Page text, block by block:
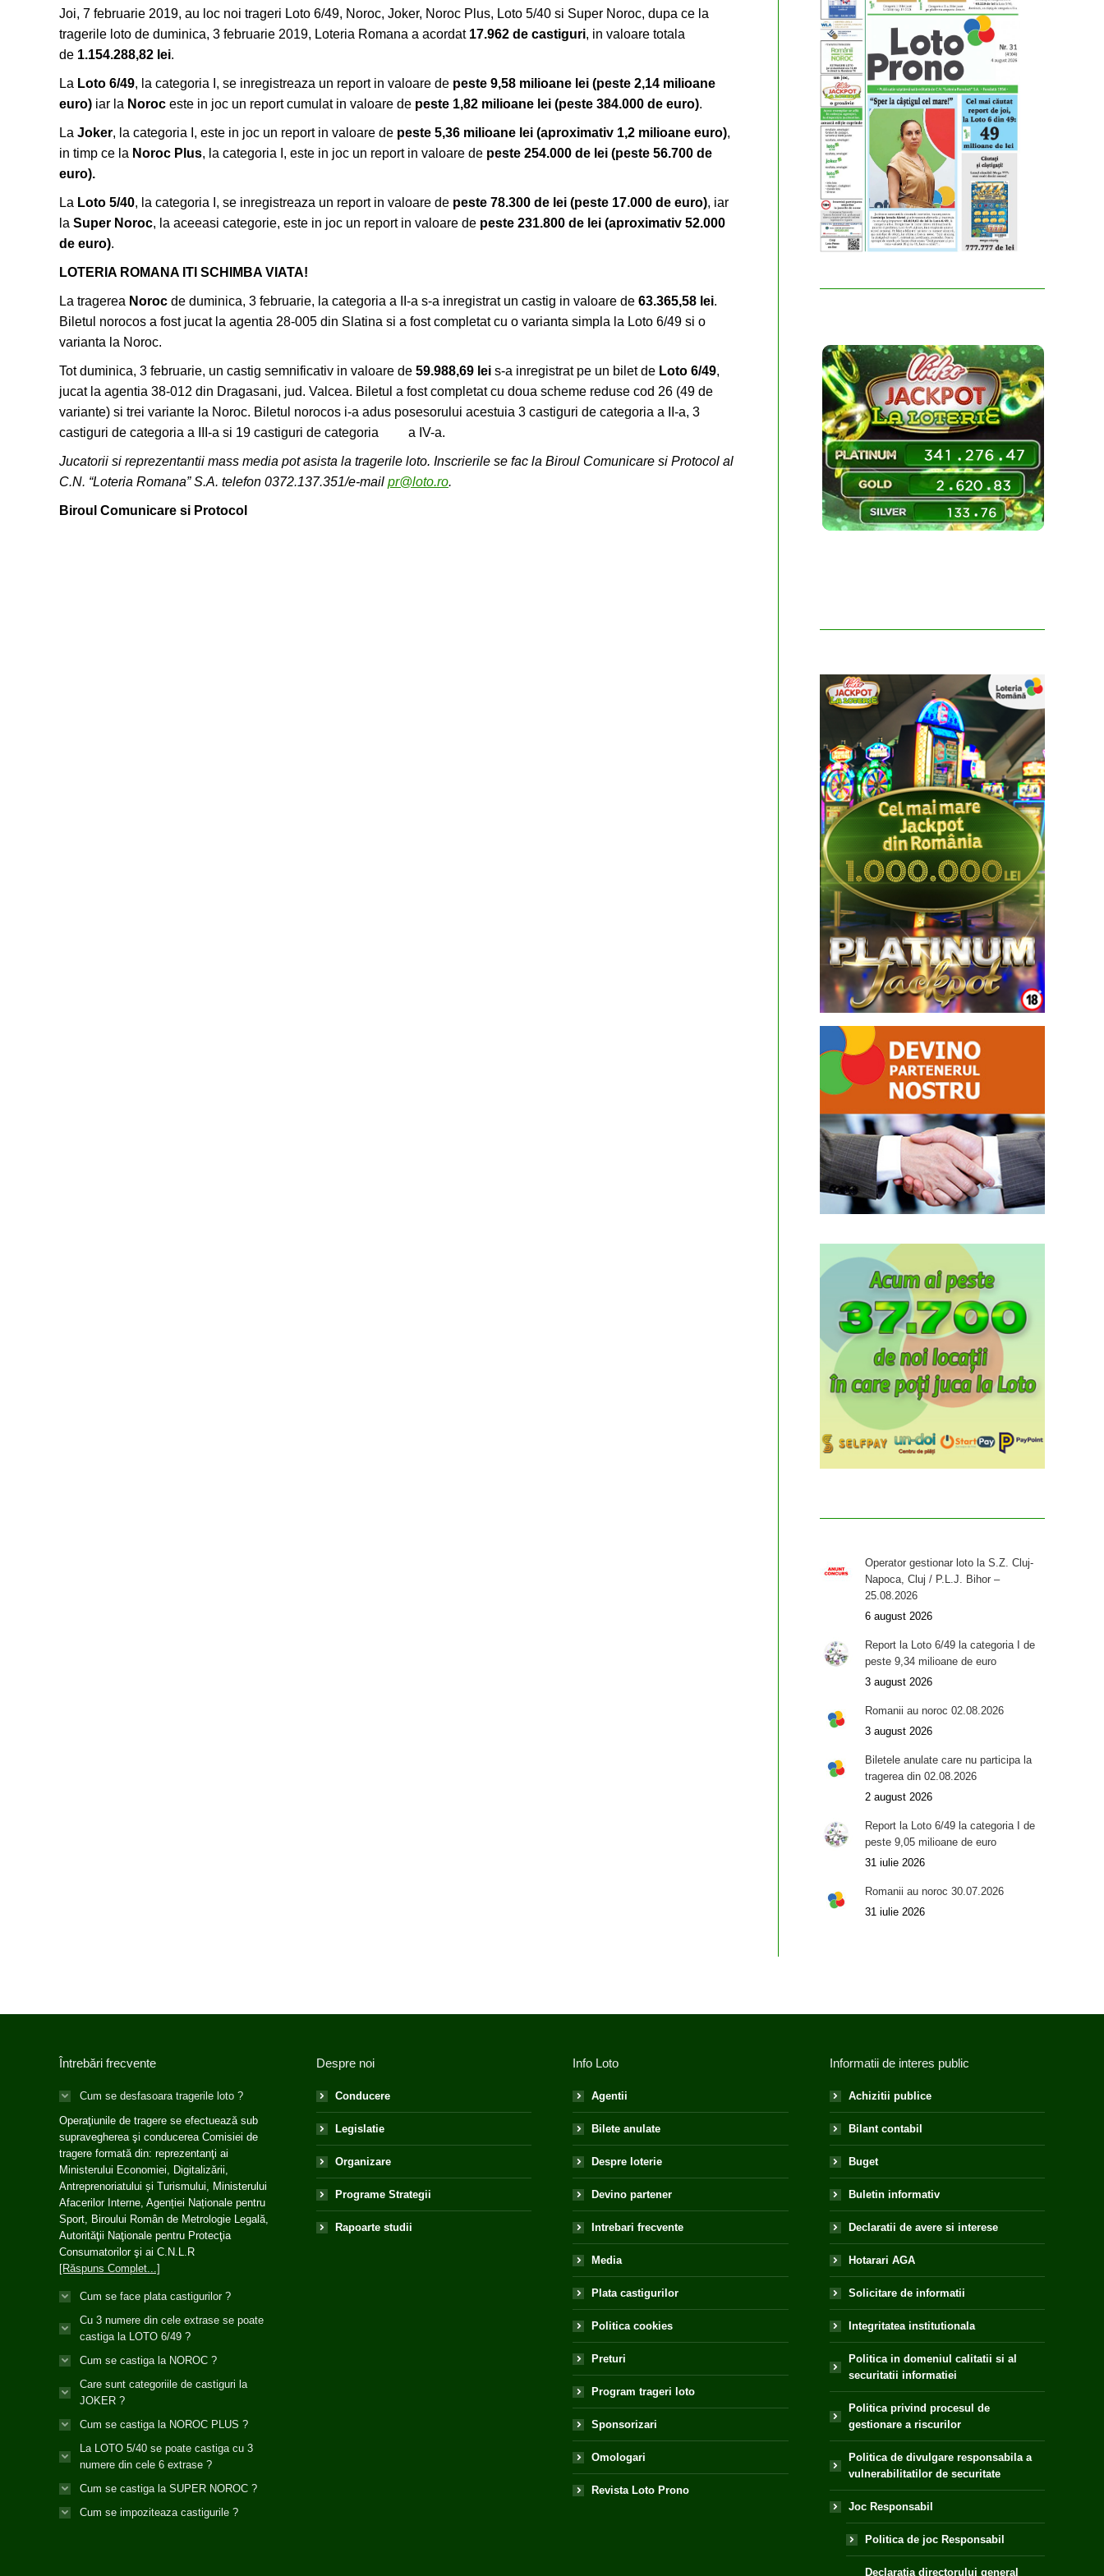
Joi, 7 februarie 2019, au loc noi trageri Loto 6/49, Noroc, Joker, Noroc Plus, Loto 5/40 si Super Noroc, dupa ce la
tragerile loto de duminica, 3 februarie 2019, Loteria Romana a acordat 17.962 de castiguri, in valoare totala
de 1.154.288,82 lei.
La Loto 6/49, la categoria I, se inregistreaza un report in valoare de peste 9,58 milioane lei (peste 2,14 milioane
euro) iar la Noroc este in joc un report cumulat in valoare de peste 1,82 milioane lei (peste 384.000 de euro).
La Joker, la categoria I, este in joc un report in valoare de peste 5,36 milioane lei (aproximativ 1,2 milioane euro),
in timp ce la Noroc Plus, la categoria I, este in joc un report in valoare de peste 254.000 de lei (peste 56.700 de
euro).
La Loto 5/40, la categoria I, se inregistreaza un report in valoare de peste 78.300 de lei (peste 17.000 de euro), iar
la Super Noroc, la aceeasi categorie, este in joc un report in valoare de peste 231.800 de lei (aproximativ 52.000
de euro).
LOTERIA ROMANA ITI SCHIMBA VIATA!
La tragerea Noroc de duminica, 3 februarie, la categoria a II-a s-a inregistrat un castig in valoare de 63.365,58 lei.
Biletul norocos a fost jucat la agentia 28-005 din Slatina si a fost completat cu o varianta simpla la Loto 6/49 si o
varianta la Noroc.
Tot duminica, 3 februarie, un castig semnificativ in valoare de 59.988,69 lei s-a inregistrat pe un bilet de Loto 6/49,
jucat la agentia 38-012 din Dragasani, jud. Valcea. Biletul a fost completat cu doua scheme reduse cod 26 (49 de
variante) si trei variante la Noroc. Biletul norocos i-a adus posesorului acestuia 3 castiguri de categoria a II-a, 3
castiguri de categoria a III-a si 19 castiguri de categoria a IV-a.
Jucatorii si reprezentantii mass media pot asista la tragerile loto. Inscrierile se fac la Biroul Comunicare si Protocol al
C.N. “Loteria Romana” S.A. telefon 0372.137.351/e-mail pr@loto.ro.
Biroul Comunicare si Protocol
Operator gestionar loto la S.Z. Cluj-
Napoca, Cluj / P.L.J. Bihor –
25.08.2026
6 august 2026
Report la Loto 6/49 la categoria I de
peste 9,34 milioane de euro
3 august 2026
Romanii au noroc 02.08.2026
3 august 2026
Biletele anulate care nu participa la
tragerea din 02.08.2026
2 august 2026
Report la Loto 6/49 la categoria I de
peste 9,05 milioane de euro
31 iulie 2026
Romanii au noroc 30.07.2026
31 iulie 2026
Întrebări frecvente
Cum se desfasoara tragerile loto ?
Operaţiunile de tragere se efectuează sub
supravegherea şi conducerea Comisiei de
tragere formată din: reprezentanţi ai
Ministerului Economiei, Digitalizării,
Antreprenoriatului și Turismului, Ministerului
Afacerilor Interne, Agenției Naționale pentru
Sport, Biroului Român de Metrologie Legală,
Autorităţii Naţionale pentru Protecţia
Consumatorilor şi ai C.N.L.R
[Răspuns Complet...]
Cum se face plata castigurilor ?
Cu 3 numere din cele extrase se poate
castiga la LOTO 6/49 ?
Cum se castiga la NOROC ?
Care sunt categoriile de castiguri la
JOKER ?
Cum se castiga la NOROC PLUS ?
La LOTO 5/40 se poate castiga cu 3
numere din cele 6 extrase ?
Cum se castiga la SUPER NOROC ?
Cum se impoziteaza castigurile ?
Despre noi
Conducere
Legislatie
Organizare
Programe Strategii
Rapoarte studii
Info Loto
Agentii
Bilete anulate
Despre loterie
Devino partener
Intrebari frecvente
Media
Plata castigurilor
Politica cookies
Preturi
Program trageri loto
Sponsorizari
Omologari
Revista Loto Prono
Informatii de interes public
Achizitii publice
Bilant contabil
Buget
Buletin informativ
Declaratii de avere si interese
Hotarari AGA
Solicitare de informatii
Integritatea institutionala
Politica in domeniul calitatii si al
securitatii informatiei
Politica privind procesul de
gestionare a riscurilor
Politica de divulgare responsabila a
vulnerabilitatilor de securitate
Joc Responsabil
Politica de joc Responsabil
Declaratia directorului general